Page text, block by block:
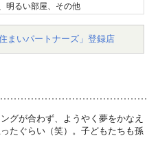
明るい部屋、その他
まいパートナーズ」登録店
グが合わず、ようやく夢をかなえ
たぐらい（笑）。子どもたちも孫